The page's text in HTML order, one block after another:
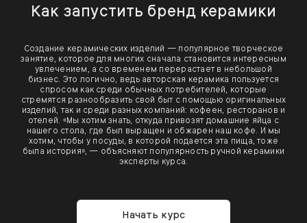
Как запустить бренд керамики
Создание керамических изделий — популярное творческое
занятие, которое для многих сначала становится интересным
увлечением, а со временем перерастает в небольшой
бизнес. Это логично, ведь авторская керамика пользуется
спросом как среди обычных потребителей, которые
стремятся разнообразить свой быт с помощью оригинальных
изделий, так и среди разных компаний: кофеен, ресторанов и
отелей. «Мы хотим знать, откуда привозят домашние яйца с
нашего стола, где был выращен и обжарен наш кофе. И мы
хотим, чтобы у посуды, в которой подается эта пища, тоже
была история», — объясняют популярность ручной керамики
эксперты курса.
Начать курс